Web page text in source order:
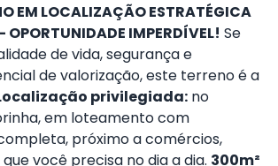
EM LOCALIZAÇÃO ESTRATÉGICA
OPORTUNIDADE IMPERDÍVEL! Se
de vida, segurança e
de valorização, este terreno é a
privilegiada: no
em loteamento com
próximo a comércios,
você precisa no dia a dia. 300m²